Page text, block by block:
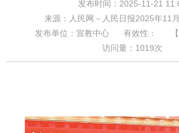
发布时间：2025-11-21
来源：人民网－人民日报2025年11
发布单位：宣教中心
有效性： 【
访问量： 1019次